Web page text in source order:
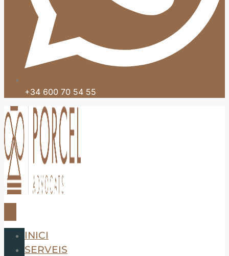
+34 600 70 54 55
INICI
SERVEIS